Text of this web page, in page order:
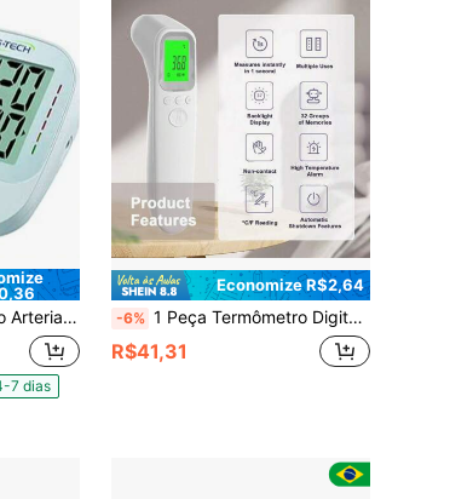
Pessoas Obesas
7 dias
Economize R$2,64
-6% 1 Peça Termômetro Digital Multiuso Sem Contato para Adultos e Bebês, Leitura Rápida em 1 Segundo com Alarme de Alta Temperatura e 32 Grupos de Memória
R$41,31